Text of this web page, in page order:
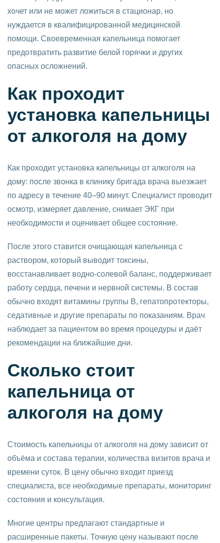
хочет или не может ложиться в стационар, но
нуждается в квалифицированной медицинской
помощи. Своевременная капельница помогает
предотвратить развитие белой горячки и других
опасных осложнений.
Как проходит
установка капельницы
от алкоголя на дому
Как проходит установка капельницы от алкоголя на
дому: после звонка в клинику бригада врача выезжает
по адресу в течение 40–90 минут. Специалист проводит
осмотр, измеряет давление, снимает ЭКГ при
необходимости и оценивает общее состояние.
После этого ставится очищающая капельница с
раствором, который выводит токсины,
восстанавливает водно-солевой баланс, поддерживает
работу сердца, печени и нервной системы. В состав
обычно входят витамины группы B, гепатопротекторы,
седативные и другие препараты по показаниям. Врач
наблюдает за пациентом во время процедуры и даёт
рекомендации на ближайшие дни.
Сколько стоит
капельница от
алкоголя на дому
Стоимость капельницы от алкоголя на дому зависит от
объёма и состава терапии, количества визитов врача и
времени суток. В цену обычно входит приезд
специалиста, все необходимые препараты, мониторинг
состояния и консультация.
Многие центры предлагают стандартные и
расширенные пакеты. Точную цену называют после